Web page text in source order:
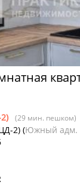
(29 мин. пешком)
2) (Южный адм.